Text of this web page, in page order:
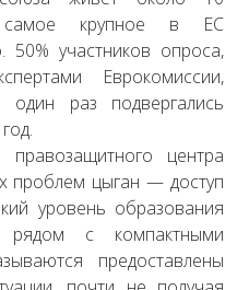
самое крупное в ЕС
50% участников опроса,
Еврокомиссии,
раз подвергались
центра
проблем цыган — доступ
уровень образования
рядом с компактными
предоставлены